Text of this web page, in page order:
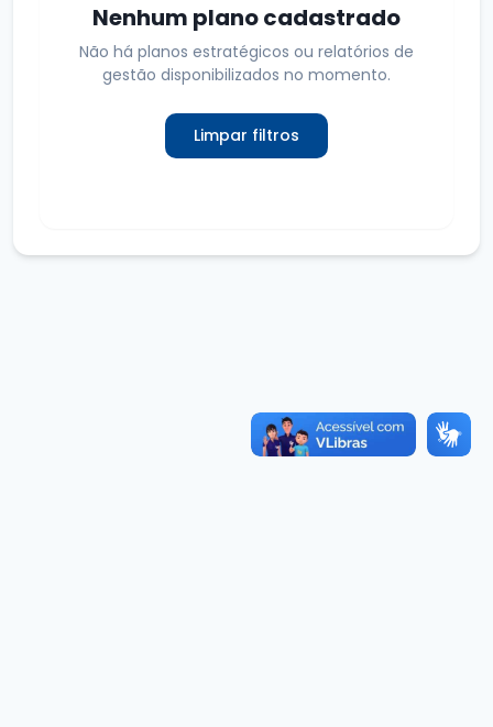
Nenhum plano cadastrado
Não há planos estratégicos ou relatórios de
gestão disponibilizados no momento.
Limpar filtros